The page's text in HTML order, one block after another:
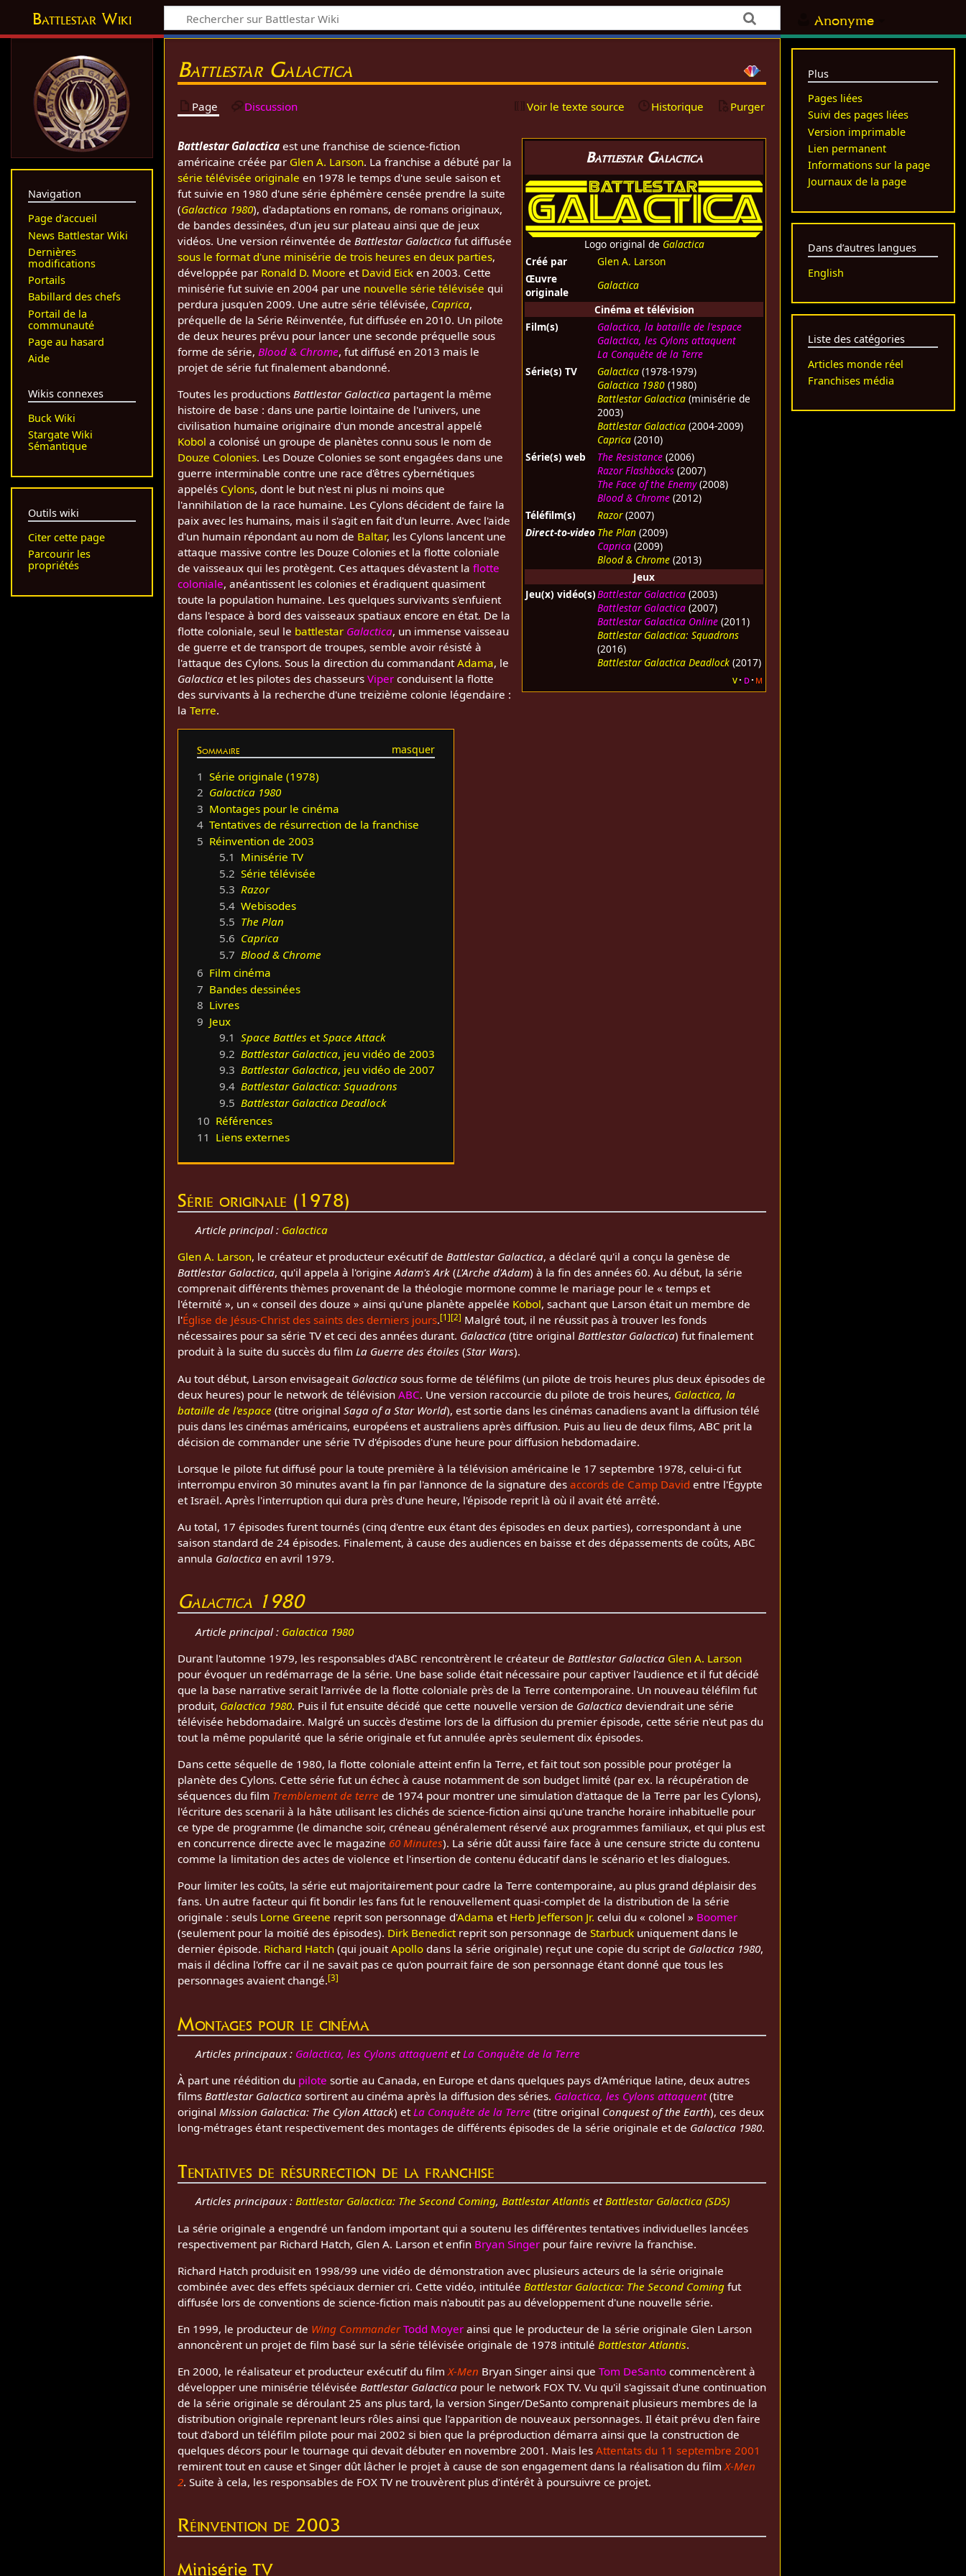
Anonyme
Battlestar Wiki
Battlestar Galactica
Page Discussion Voir le texte source Historique Purger
Battlestar Galactica
Logo original de Galactica
Créé par
Glen A. Larson
Œuvre
originale
Galactica
Cinéma et télévision
Film(s)
Galactica, la bataille de l'espace
Galactica, les Cylons attaquent
La Conquête de la Terre
Série(s) TV
Galactica (1978-1979)
Galactica 1980 (1980)
Battlestar Galactica (minisérie de
2003)
Battlestar Galactica (2004-2009)
Caprica (2010)
Série(s) web
The Resistance (2006)
Razor Flashbacks (2007)
The Face of the Enemy(2008)
Blood & Chrome (2012)
Téléfilm(s)
Razor(2007)
Direct-to-video The Plan (2009)
Caprica (2009)
Blood & Chrome (2013)
Jeux
Jeu(x) vidéo(s)Battlestar Galactica (2003)
Battlestar Galactica (2007)
Battlestar Galactica Online (2011)
Battlestar Galactica: Squadrons
(2016)
Battlestar Galactica Deadlock (2017)
v d m
Battlestar Galactica est une franchise de science-fiction
américaine créée par Glen A. Larson. La franchise a débuté par la
série télévisée originale en 1978 le temps d'une seule saison et
fut suivie en 1980 d'une série éphémère censée prendre la suite
(Galactica 1980), d'adaptations en romans, de romans originaux,
de bandes dessinées, d'un jeu sur plateau ainsi que de jeux
vidéos. Une version réinventée deBattlestar Galactica fut diffusée
sous le format d'une minisérie de trois heures en deux parties,
développée par Ronald D. Moore et David Eick en 2003. Cette
minisérie fut suivie en 2004 par une nouvelle série télévisée qui
perdura jusqu'en 2009. Une autre série télévisée, Caprica,
préquelle de la Série Réinventée, fut diffusée en 2010. Un pilote
de deux heures prévu pour lancer une seconde préquelle sous
forme de série,Blood & Chrome, fut diffusé en 2013 mais le
projet de série fut finalement abandonné.
Toutes les productionsBattlestar Galactica partagent la même
histoire de base : dans une partie lointaine de l'univers, une
civilisation humaine originaire d'un monde ancestral appelé
Kobol a colonisé un groupe de planètes connu sous le nom de
Douze Colonies. Les Douze Colonies se sont engagées dans une
guerre interminable contre une race d'êtres cybernétiques
appelés Cylons, dont le but n'est ni plus ni moins que
l'annihilation de la race humaine. Les Cylons décident de faire la
paix avec les humains, mais il s'agit en fait d'un leurre. Avec l'aide
d'un humain répondant au nom de Baltar, les Cylons lancent une
attaque massive contre les Douze Colonies et la flotte coloniale
de vaisseaux qui les protègent. Ces attaques dévastent laflotte
coloniale, anéantissent les colonies et éradiquent quasiment
toute la population humaine. Les quelques survivants s'enfuient
dans l'espace à bord des vaisseaux spatiaux encore en état. De la
flotte coloniale, seul le battlestar Galactica, un immense vaisseau
de guerre et de transport de troupes, semble avoir résisté à
l'attaque des Cylons. Sous la direction du commandantAdama, le
Galactica et les pilotes des chasseursViper conduisent la flotte
des survivants à la recherche d'une treizième colonie légendaire :
laTerre.
Sommaire
1 Série originale (1978)
2 Galactica 1980
3 Montages pour le cinéma
4 Tentatives de résurrection de la franchise
5 Réinvention de 2003
5.1 Minisérie TV
5.2 Série télévisée
5.3 Razor
5.4 Webisodes
5.5 The Plan
5.6 Caprica
5.7 Blood & Chrome
6 Film cinéma
7 Bandes dessinées
8 Livres
9 Jeux
9.1 Space Battles etSpace Attack
9.2 Battlestar Galactica, jeu vidéo de 2003
9.3 Battlestar Galactica, jeu vidéo de 2007
9.4 Battlestar Galactica: Squadrons
9.5 Battlestar Galactica Deadlock
10 Références
11 Liens externes
Série originale (1978)
Article principal : Galactica
Glen A. Larson, le créateur et producteur exécutif deBattlestar Galactica, a déclaré qu'il a conçu la genèse de
Battlestar Galactica, qu'il appela à l'origineAdam's Ark (L'Arche d'Adam) à la fin des années 60. Au début, la série
comprenait différents thèmes provenant de la théologie mormone comme le mariage pour le « temps et
l'éternité », un « conseil des douze » ainsi qu'une planète appelée Kobol, sachant que Larson était un membre de
l'Église de Jésus-Christ des saints des derniers jours.[1][2] Malgré tout, il ne réussit pas à trouver les fonds
nécessaires pour sa série TV et ceci des années durant. Galactica (titre originalBattlestar Galactica) fut finalement
produit à la suite du succès du filmLa Guerre des étoiles (Star Wars).
Au tout début, Larson envisageait Galactica sous forme de téléfilms (un pilote de trois heures plus deux épisodes de
deux heures) pour le network de télévisionABC. Une version raccourcie du pilote de trois heures, Galactica, la
bataille de l'espace (titre originalSaga of a Star World), est sortie dans les cinémas canadiens avant la diffusion télé
puis dans les cinémas américains, européens et australiens après diffusion. Puis au lieu de deux films, ABC prit la
décision de commander une série TV d'épisodes d'une heure pour diffusion hebdomadaire.
Lorsque le pilote fut diffusé pour la toute première à la télévision américaine le 17 septembre 1978, celui-ci fut
interrompu environ 30 minutes avant la fin par l'annonce de la signature desaccords de Camp David entre l'Égypte
et Israël. Après l'interruption qui dura près d'une heure, l'épisode reprit là où il avait été arrêté.
Au total, 17 épisodes furent tournés (cinq d'entre eux étant des épisodes en deux parties), correspondant à une
saison standard de 24 épisodes. Finalement, à cause des audiences en baisse et des dépassements de coûts, ABC
annula Galactica en avril 1979.
Galactica 1980
Article principal : Galactica 1980
Durant l'automne 1979, les responsables d'ABC rencontrèrent le créateur deBattlestar Galactica Glen A. Larson
pour évoquer un redémarrage de la série. Une base solide était nécessaire pour captiver l'audience et il fut décidé
que la base narrative serait l'arrivée de la flotte coloniale près de la Terre contemporaine. Un nouveau téléfilm fut
produit, Galactica 1980. Puis il fut ensuite décidé que cette nouvelle version de Galactica deviendrait une série
télévisée hebdomadaire. Malgré un succès d'estime lors de la diffusion du premier épisode, cette série n'eut pas du
tout la même popularité que la série originale et fut annulée après seulement dix épisodes.
Dans cette séquelle de 1980, la flotte coloniale atteint enfin la Terre, et fait tout son possible pour protéger la
planète des Cylons. Cette série fut un échec à cause notamment de son budget limité (par ex. la récupération de
séquences du film Tremblement de terre de 1974 pour montrer une simulation d'attaque de la Terre par les Cylons),
l'écriture des scenarii à la hâte utilisant les clichés de science-fiction ainsi qu'une tranche horaire inhabituelle pour
ce type de programme (le dimanche soir, créneau généralement réservé aux programmes familiaux, et qui plus est
en concurrence directe avec le magazine 60 Minutes). La série dût aussi faire face à une censure stricte du contenu
comme la limitation des actes de violence et l'insertion de contenu éducatif dans le scénario et les dialogues.
Pour limiter les coûts, la série eut majoritairement pour cadre la Terre contemporaine, au plus grand déplaisir des
fans. Un autre facteur qui fit bondir les fans fut le renouvellement quasi-complet de la distribution de la série
originale : seuls Lorne Greene reprit son personnage d'Adama et Herb Jefferson Jr. celui du « colonel » Boomer
(seulement pour la moitié des épisodes). Dirk Benedictreprit son personnage deStarbuck uniquement dans le
dernier épisode. Richard Hatch (qui jouaitApollo dans la série originale) reçut une copie du script de Galactica 1980,
mais il déclina l'offre car il ne savait pas ce qu'on pourrait faire de son personnage étant donné que tous les
personnages avaient changé.[3]
Montages pour le cinéma
Articles principaux : Galactica, les Cylons attaquentetLa Conquête de la Terre
À part une réédition du pilote sortie au Canada, en Europe et dans quelques pays d'Amérique latine, deux autres
filmsBattlestar Galactica sortirent au cinéma après la diffusion des séries. Galactica, les Cylons attaquent(titre
originalMission Galactica: The Cylon Attack) etLa Conquête de la Terre (titre original Conquest of the Earth), ces deux
long-métrages étant respectivement des montages de différents épisodes de la série originale et de Galactica 1980.
Tentatives de résurrection de la franchise
Articles principaux : Battlestar Galactica: The Second Coming, Battlestar Atlantis etBattlestar Galactica (SDS)
La série originale a engendré un fandom important qui a soutenu les différentes tentatives individuelles lancées
respectivement par Richard Hatch, Glen A. Larson et enfin Bryan Singer pour faire revivre la franchise.
Richard Hatch produisit en 1998/99 une vidéo de démonstration avec plusieurs acteurs de la série originale
combinée avec des effets spéciaux dernier cri. Cette vidéo, intitulée Battlestar Galactica: The Second Coming fut
diffusée lors de conventions de science-fiction mais n'aboutit pas au développement d'une nouvelle série.
En 1999, le producteur de Wing Commander Todd Moyer ainsi que le producteur de la série originale Glen Larson
annoncèrent un projet de film basé sur la série télévisée originale de 1978 intitulé Battlestar Atlantis.
En 2000, le réalisateur et producteur exécutif du filmX-Men Bryan Singer ainsi queTom DeSanto commencèrent à
développer une minisérie téléviséeBattlestar Galactica pour le network FOX TV. Vu qu'il s'agissait d'une continuation
de la série originale se déroulant 25 ans plus tard, la version Singer/DeSanto comprenait plusieurs membres de la
distribution originale reprenant leurs rôles ainsi que l'apparition de nouveaux personnages. Il était prévu d'en faire
tout d'abord un téléfilm pilote pour mai 2002 si bien que la préproduction démarra ainsi que la construction de
quelques décors pour le tournage qui devait débuter en novembre 2001. Mais lesAttentats du 11 septembre 2001
remirent tout en cause et Singer dût lâcher le projet à cause de son engagement dans la réalisation du filmX-Men
2. Suite à cela, les responsables de FOX TV ne trouvèrent plus d'intérêt à poursuivre ce projet.
Réinvention de 2003
Minisérie TV
Navigation
Page d’accueil
News Battlestar Wiki
Dernières
modifications
Portails
Babillard des chefs
Portail de la
communauté
Page au hasard
Aide
Wikis connexes
Buck Wiki
Stargate Wiki
Sémantique
Outils wiki
Citer cette page
Parcourir les
propriétés
Plus
Pages liées
Suivi des pages liées
Version imprimable
Lien permanent
Informations sur la page
Journaux de la page
Dans d’autres langues
English
Liste des catégories
Articles monde réel
Franchises média